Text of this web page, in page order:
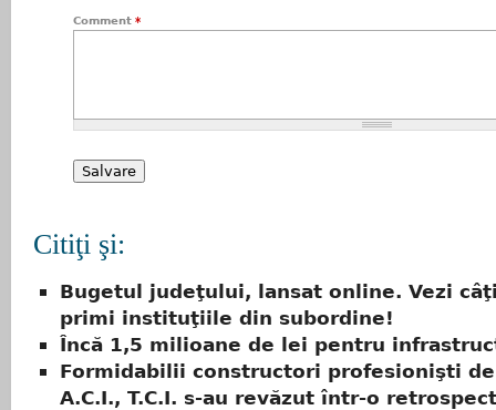
Comment *
Citiţi şi:
Bugetul judeţului, lansat online. Vezi
primi instituţiile din subordine!
Încă 1,5 milioane de lei pentru
Formidabilii constructori profesionişti de
A.C.I., T.C.I. s-au revăzut într-o